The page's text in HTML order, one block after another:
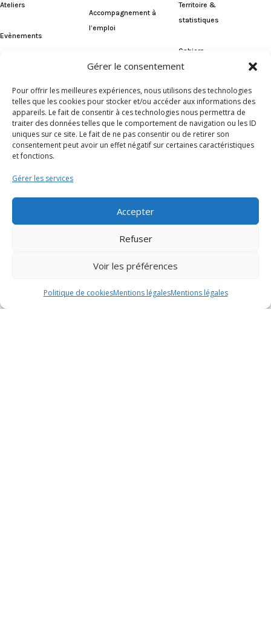
Gérer le consentement
Pour offrir les meilleures expériences, nous utilisons des technologies
telles que les cookies pour stocker et/ou accéder aux informations des
appareils. Le fait de consentir à ces technologies nous permettra de
traiter des données telles que le comportement de navigation ou les ID
uniques sur ce site. Le fait de ne pas consentir ou de retirer son
consentement peut avoir un effet négatif sur certaines caractéristiques
et fonctions.
Gérer les services
Accepter
Refuser
Voir les préférences
Politique de cookiesMentions légalesMentions légales
Ateliers
Evènements
Accompagnement à
l’emploi
Cellule Grands
Travaux
Création et reprise
GPECT
Territoire &
statistiques
Cahiers
Emploi
Rapports
d'activités
Notre histoire
Candidater
Offres d’emploi
Formulaire de